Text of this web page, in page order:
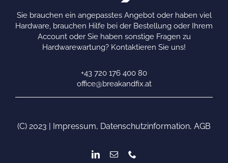
Sie brauchen ein angepasstes Angebot oder haben viel
Hardware, brauchen Hilfe bei der Bestellung oder Ihrem
Account oder Sie haben sonstige Fragen zu
Hardwarewartung? Kontaktieren Sie uns!
+43 720 176 400 80
office@breakandfix.at
(C) 2023 | Impressum, Datenschutzinformation, AGB